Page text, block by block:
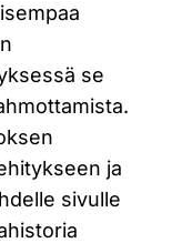
se
ja
sivulle